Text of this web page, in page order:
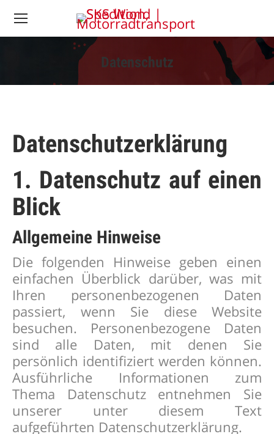
Datenschutz
Sie befinden sich
Datenschutz­erklärung
1. Datenschutz auf einen
Blick
Allgemeine Hinweise
Die folgenden Hinweise geben einen
einfachen Überblick darüber, was mit
Ihren personenbezogenen Daten
passiert, wenn Sie diese Website
besuchen. Personenbezogene Daten
sind alle Daten, mit denen Sie
persönlich identifiziert werden können.
Ausführliche Informationen zum
Thema Datenschutz entnehmen Sie
unserer unter diesem Text
aufgeführten Datenschutzerklärung.